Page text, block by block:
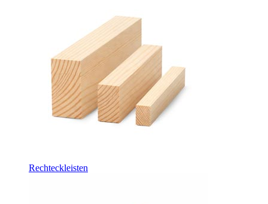
Rechteckleisten